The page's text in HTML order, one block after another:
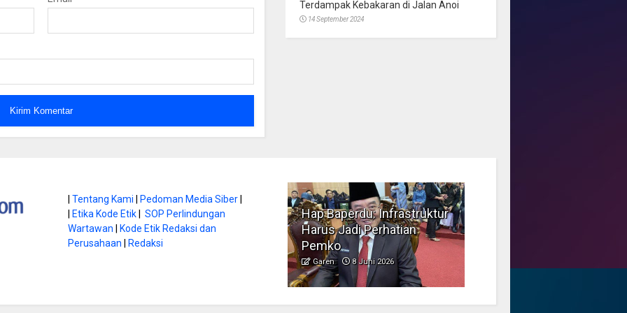
Terdampak Kebakaran di Jalan Anoi
14 September 2024
|Tentang Kami Pedoman Media Siber
Etika Kode Etik |SOP Perlindungan
Wartawan
Kode Etik Redaksi dan
Perusahaan
Redaksi
di Gunung
Ini
Literasi Jadi Bekal Utama
Siswa di Era Digital
Hap Baperdu: Infrastruktur
Harus Jadi Perhatian
Pemko
Garen 8 Juni 2026